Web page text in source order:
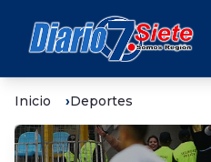
Inicio Deportes